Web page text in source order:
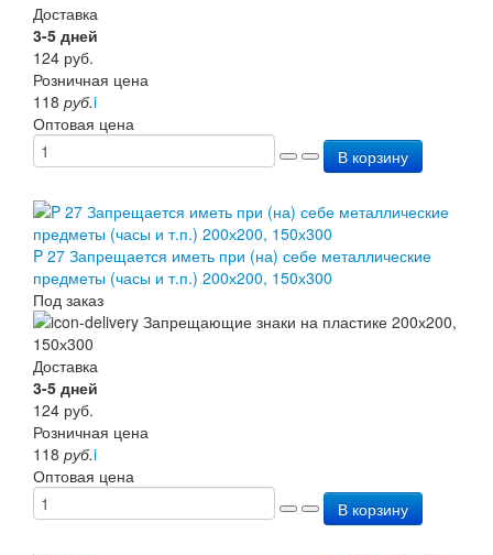
Доставка
3-5 дней
124 руб.
Розничная цена
118 руб.i
Оптовая цена
В корзину
P 27 Запрещается иметь при (на) себе металлические
предметы (часы и т.п.) 200х200, 150х300
Под заказ
Доставка
3-5 дней
124 руб.
Розничная цена
118 руб.i
Оптовая цена
В корзину